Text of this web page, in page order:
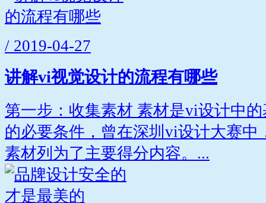
/ 2019-04-27
讲解vi视觉设计的流程有哪些
第一步：收集素材 素材是vi设计中
的必要条件，曾在深圳vi设计大赛
素材列为了主要得分内容。...